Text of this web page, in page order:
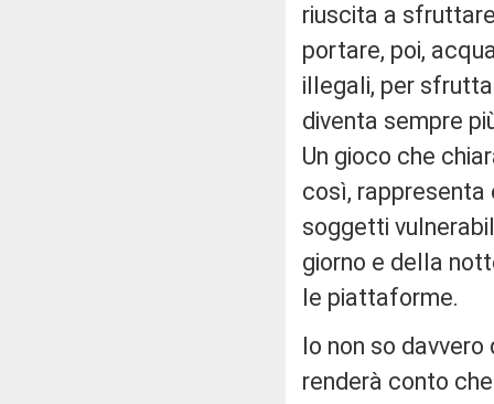
riuscita a
portare, poi,
illegali, per
diventa sempre
Un gioco che
così,
soggetti
giorno e della
le piattaforme.
Io non so
renderà conto